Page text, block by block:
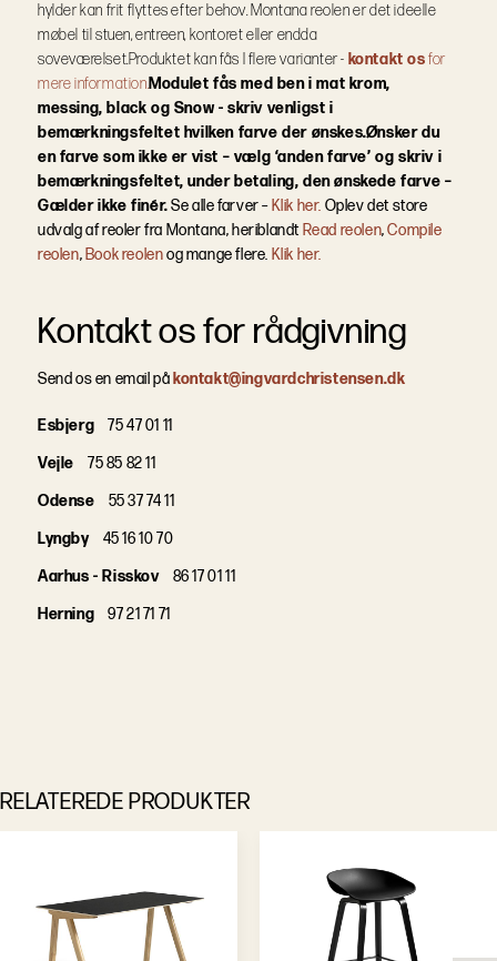
hylder kan frit flyttes efter behov. Montana reolen er det ideelle
møbel til stuen, entreen, kontoret eller endda
soveværelset.Produktet kan fås I flere varianter - kontakt osfor
mere information.Modulet fås med ben i mat krom,
messing, black og Snow - skriv venligst i
bemærkningsfeltet hvilken farve der ønskes.Ønsker du
en farve som ikke er vist – vælg ‘anden farve’ og skriv i
bemærkningsfeltet, under betaling, den ønskede farve –
Gælder ikke finér.Se alle farver – Klik her. Oplev det store
udvalg af reoler fra Montana, heriblandt Read reolen,Compile
reolen, Book reolenog mange flere. Klik her.
Kontakt os for rådgivning
Send os en email på kontakt@ingvardchristensen.dk
Esbjerg
75 47 01 11
Vejle
75 85 82 11
Odense
55 37 74 11
Lyngby
45 16 10 70
Aarhus - Risskov
86 17 01 11
Herning
97 21 71 71
RELATEREDE PRODUKTER